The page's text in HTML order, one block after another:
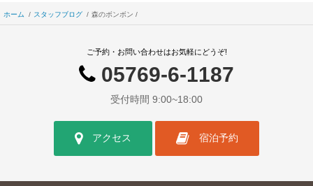
ホーム スタッフブログ 森のボンボン
ご予約・お問い合わせはお気軽にどうぞ!
05769-6-1187
受付時間 9:00~18:00
アクセス 宿泊予約